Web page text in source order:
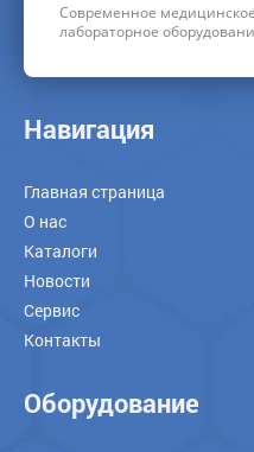
Современное
лабораторное
Навигация
Главная страница
О нас
Каталоги
Новости
Сервис
Контакты
Оборудование